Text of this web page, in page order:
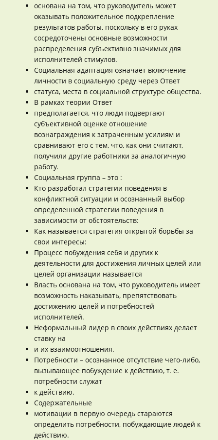
основана на том, что руководитель может
оказывать положительное подкрепление
результатов работы, поскольку в его руках
сосредоточены основные возможности
распределения субъективно значимых для
исполнителей стимулов.
Социальная адаптация означает включение
личности в социальную среду через Ответ
статуса, места в социальной структуре общества.
В рамках теории Ответ
предполагается, что люди подвергают
субъективной оценке отношение
вознаграждения к затраченным усилиям и
сравнивают его с тем, что, как они считают,
получили другие работники за аналогичную
работу.
Социальная группа – это :
Кто разработал стратегии поведения в
конфликтной ситуации и осознанный выбор
определенной стратегии поведения в
зависимости от обстоятельств:
Как называется стратегия открытой борьбы за
свои интересы:
Процесс побуждения себя и других к
деятельности для достижения личных целей или
целей организации называется
Власть основана на том, что руководитель имеет
возможность наказывать, препятствовать
достижению целей и потребностей
исполнителей.
Неформальный лидер в своих действиях делает
ставку на
и их взаимоотношения.
Потребности – осознанное отсутствие чего-либо,
вызывающее побуждение к действию, т. е.
потребности служат
к действию.
Содержательные
мотивации в первую очередь стараются
определить потребности, побуждающие людей к
действию.